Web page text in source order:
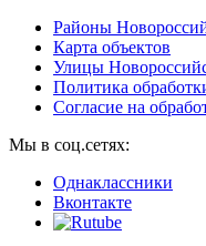
Районы
Карта объектов
Улицы
Политика
Согласие на
Мы в соц.сетях:
Однаклассники
Вконтакте